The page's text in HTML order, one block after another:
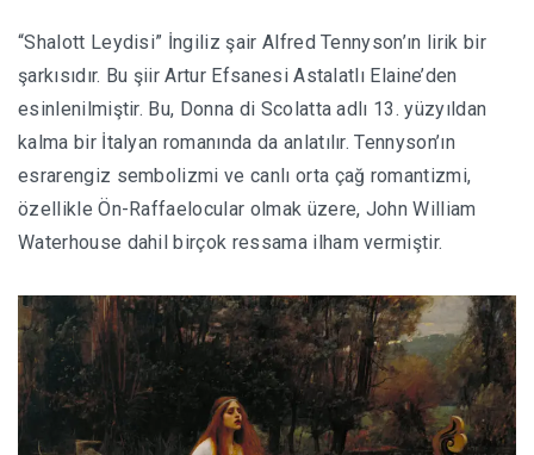
“Shalott Leydisi” İngiliz şair Alfred Tennyson’ın lirik bir
şarkısıdır. Bu şiir Artur Efsanesi Astalatlı Elaine’den
esinlenilmiştir. Bu, Donna di Scolatta adlı 13. yüzyıldan
kalma bir İtalyan romanında da anlatılır. Tennyson’ın
esrarengiz sembolizmi ve canlı orta çağ romantizmi,
özellikle Ön-Raffaelocular olmak üzere, John William
Waterhouse dahil birçok ressama ilham vermiştir.